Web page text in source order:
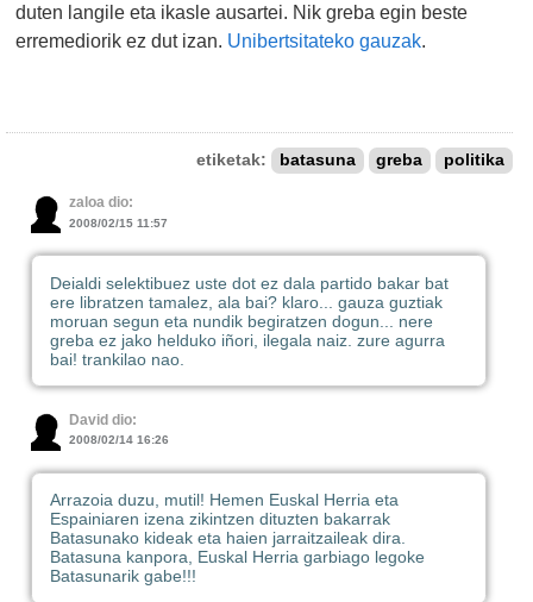
duten langile eta ikasle ausartei. Nik greba egin beste
erremediorik ez dut izan. Unibertsitateko gauzak.
etiketak: batasuna greba politika
zaloa dio:
2008/02/15 11:57
Deialdi selektibuez uste dot ez dala partido bakar bat
ere libratzen tamalez, ala bai? klaro... gauza guztiak
moruan segun eta nundik begiratzen dogun... nere
greba ez jako helduko iñori, ilegala naiz. zure agurra
bai! trankilao nao.
David dio:
2008/02/14 16:26
Arrazoia duzu, mutil! Hemen Euskal Herria eta
Espainiaren izena zikintzen dituzten bakarrak
Batasunako kideak eta haien jarraitzaileak dira.
Batasuna kanpora, Euskal Herria garbiago legoke
Batasunarik gabe!!!